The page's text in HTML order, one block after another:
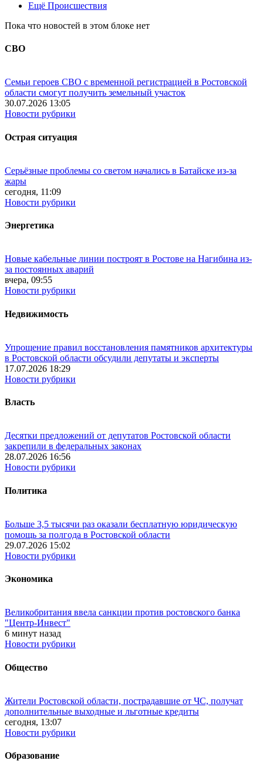
Ещё Происшествия
Пока что новостей в этом блоке нет
СВО
Семьи героев СВО с временной регистрацией в Ростовской
области смогут получить земельный участок
30.07.2026 13:05
Новости рубрики
Острая ситуация
Серьёзные проблемы со светом начались в Батайске из-за
жары
сегодня, 11:09
Новости рубрики
Энергетика
Новые кабельные линии построят в Ростове на Нагибина из-
за постоянных аварий
вчера, 09:55
Новости рубрики
Недвижимость
Упрощение правил восстановления памятников архитектуры
в Ростовской области обсудили депутаты и эксперты
17.07.2026 18:29
Новости рубрики
Власть
Десятки предложений от депутатов Ростовской области
закрепили в федеральных законах
28.07.2026 16:56
Новости рубрики
Политика
Больше 3,5 тысячи раз оказали бесплатную юридическую
помощь за полгода в Ростовской области
29.07.2026 15:02
Новости рубрики
Экономика
Великобритания ввела санкции против ростовского банка
"Центр-Инвест"
6 минут назад
Новости рубрики
Общество
Жители Ростовской области, пострадавшие от ЧС, получат
дополнительные выходные и льготные кредиты
сегодня, 13:07
Новости рубрики
Образование